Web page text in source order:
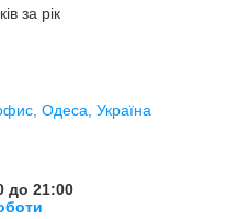
за рік
Одеса, Україна
до 21:00